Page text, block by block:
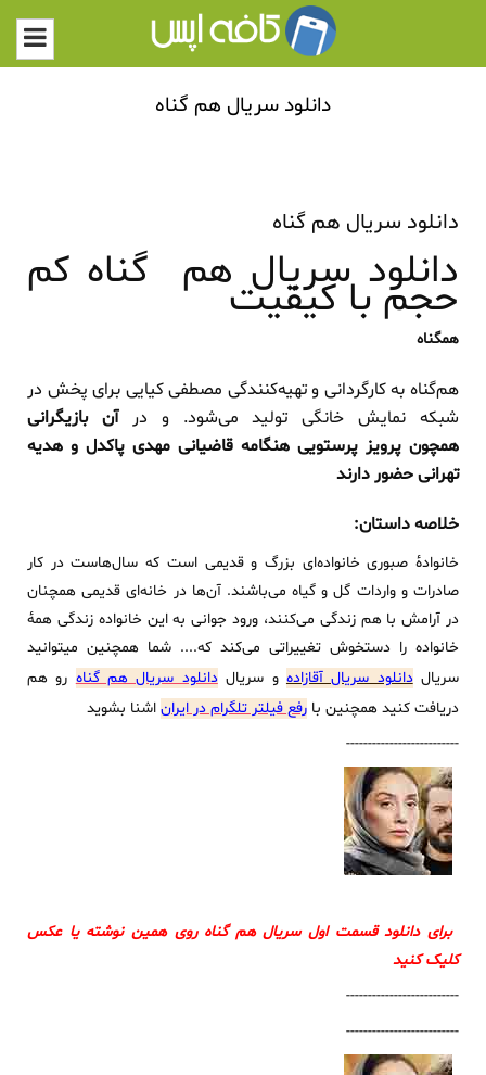
دانلود سریال هم گناه
دانلود سریال هم گناه
دانلود سریال هم گناه کم
حجم با کیفیت
​​همگناه
هم‌گناه به کارگردانی و تهیه‌کنندگی مصطفی کیایی برای پخش در
شبکه نمایش خانگی تولید می‌شود. و در
آن بازیگرانی
همچون پرویز پرستویی هنگامه قاضیانی مهدی پاکدل و هدیه
تهرانی حضور دارند
خلاصه داستان:
خانوادهٔ صبوری خانواده‌ای بزرگ و قدیمی است که سال‌هاست در کار
صادرات و واردات گل و گیاه می‌باشند. آن‌ها در خانه‌ای قدیمی همچنان
در آرامش با هم زندگی می‌کنند، ورود جوانی به این خانواده زندگی همهٔ
خانواده را دستخوش تغییراتی می‌کند که.... شما همچنین میتوانید
سریالدانلود سریال آقازاده و سریالدانلود سریال هم گناهرو هم
دریافت کنید همچنین با رفع فیلتر تلگرام در ایران اشنا بشوید
--------------------------
برای دانلود قسمت اول سریال هم گناه روی همین نوشته یا عکس
کلیک کنید
--------------------------
--------------------------